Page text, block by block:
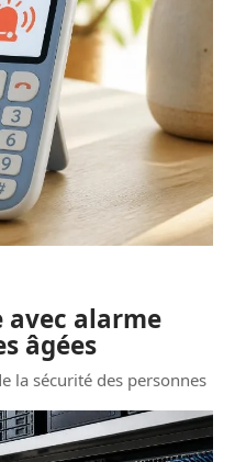
avec alarme
âgées
la sécurité des personnes